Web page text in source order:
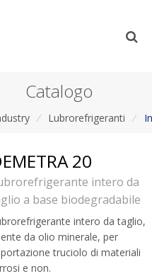
Catalogo
/ Lubrorefrigeranti /
20
intero da
a base biodegradabile
intero da taglio,
da olio minerale, per
truciolo di materiali
e non.